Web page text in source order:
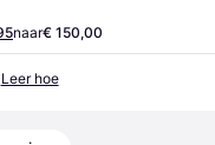
naar€ 150,00
Leer hoe